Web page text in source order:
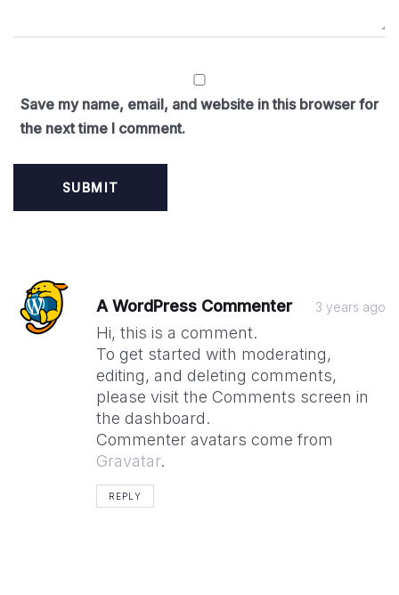
Save my name, email, and website in this browser for
the next time I comment.
Post
commentA WordPress Commenter 3 years ago
Hi, this is a comment.
To get started with moderating,
editing, and deleting comments,
please visit the Comments screen in
the dashboard.
Commenter avatars come from
Gravatar.
REPLY